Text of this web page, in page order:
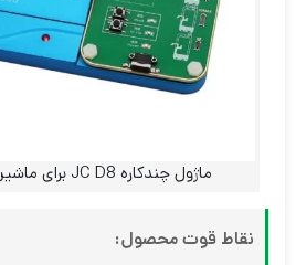
ماژول چندکاره JC D8 برای ماشین JC Pro 1000S
نقاط قوت محصول: